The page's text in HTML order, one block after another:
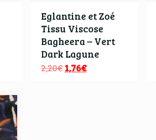
Eglantine et Zoé
Tissu Viscose
Bagheera – Vert
Dark Lagune
2,20€1,76€